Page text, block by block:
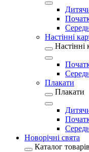
Настінні
Настінні
Плакати
Плакати
Новорічні свята
Каталог товарів